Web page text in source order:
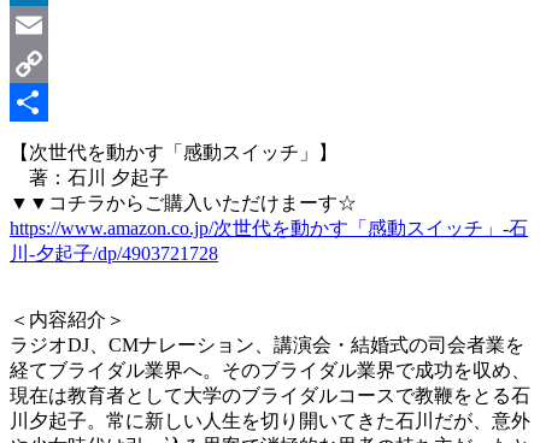
LinkedIn
Email
Copy
Link
共
【次世代を動かす「感動スイッチ」】
著：石川 夕起子
▼▼コチラからご購入いただけまーす☆
https://www.amazon.co.jp/次世代を動かす「感動スイッチ」-石
川-夕起子/dp/4903721728
＜内容紹介＞
ラジオDJ、CMナレーション、講演会・結婚式の司会者業を
経てブライダル業界へ。そのブライダル業界で成功を収め、
現在は教育者として大学のブライダルコースで教鞭をとる石
川夕起子。常に新しい人生を切り開いてきた石川だが、意外